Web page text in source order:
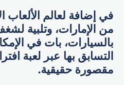
في إضافة لعالم الألعاب
من الإمارات، وتلبية
بالسيارات، بات في
التسابق بها عبر لعبة
مقصورة حقيقية.